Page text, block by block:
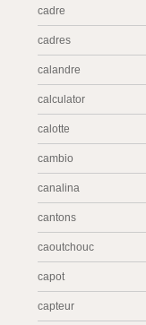
cadre
cadres
calandre
calculator
calotte
cambio
canalina
cantons
caoutchouc
capot
capteur